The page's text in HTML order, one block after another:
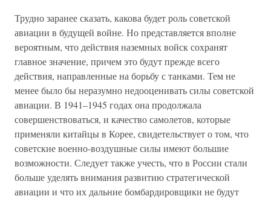
Трудно заранее сказать, какова будет роль советской
авиации в будущей войне. Но представляется вполне
вероятным, что действия наземных войск сохранят
главное значение, причем это будут прежде всего
действия, направленные на борьбу с танками. Тем не
менее было бы неразумно недооценивать силы советской
авиации. В 1941–1945 годах она продолжала
совершенствоваться, и качество самолетов, которые
применяли китайцы в Корее, свидетельствует о том, что
советские военно-воздушные силы имеют большие
возможности. Следует также учесть, что в России стали
больше уделять внимания развитию стратегической
авиации и что их дальние бомбардировщики не будут